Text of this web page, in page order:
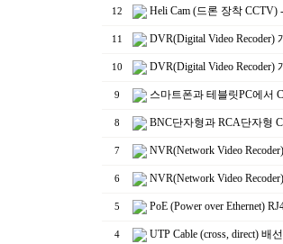
12 Heli Cam (드론 장착
11 DVR(Digital Video
10 DVR(Digital Video
9 스마트폰과 테블릿PC에서
8 BNC단자형과 RCA단자형
7 NVR(Network Video
6 NVR(Network Video
5 PoE (Power over Ethernet)
4 UTP Cable (cross, direct)